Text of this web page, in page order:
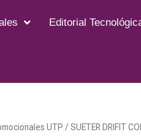
Editorial
UTP / SUETER DRIFIT